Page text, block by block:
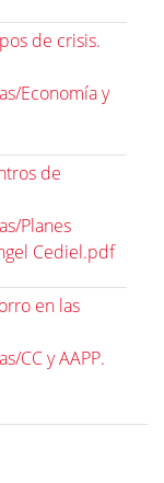
de crisis.
Economía y
de
Planes
Cediel.pdf
en las
CC y AAPP.